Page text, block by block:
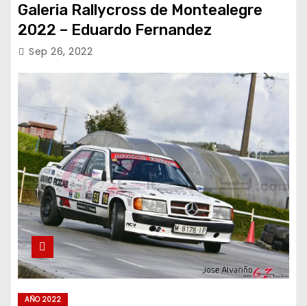
Galeria Rallycross de Montealegre
2022 – Eduardo Fernandez
Sep 26, 2022
AÑO 2022